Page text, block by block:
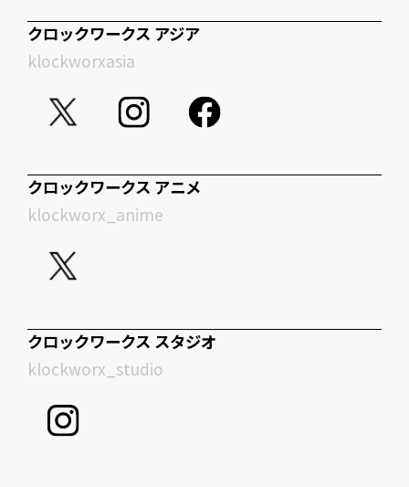
クロックワークス アジア
klockworxasia
クロックワークス アニメ
klockworx_anime
クロックワークス スタジオ
klockworx_studio